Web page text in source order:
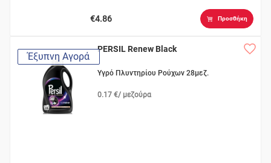
€4.86 Προσθήκη
Έξυπνη Αγορά
PERSIL Renew Black
Υγρό Πλυντηρίου Ρούχων 28μεζ.
0.17 €/ μεζούρα